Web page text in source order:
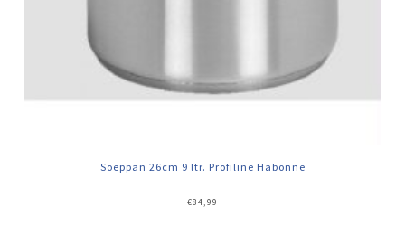
Soeppan 26cm 9 ltr. Profiline Habonne
€84,99